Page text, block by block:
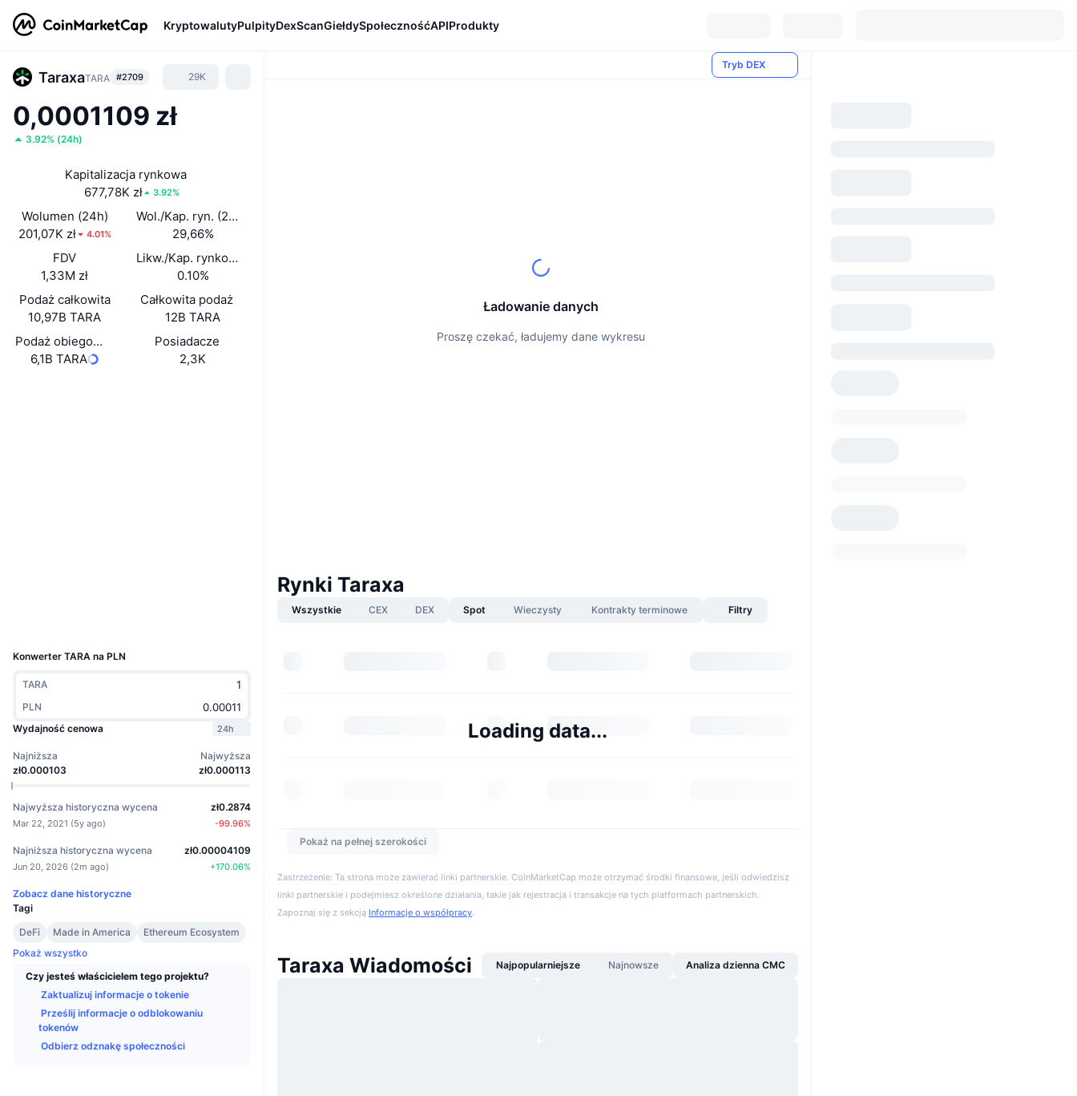
KryptowalutyPulpityDexScanGiełdySpołecznośćAPIProdukty
TaraxaTARA #2709 29K
0,0001109 zł
3.92% (24h)
Kapitalizacja rynkowa
677,78K zł
3.92%
Wolumen (24h)
201,07K zł
4.01%
Wol./Kap. ryn. (24 h)
29,66%
FDV
1,33M zł
Likw./Kap. rynkowa
0.10%
Podaż całkowita
10,97B TARA
Całkowita podaż
12B TARA
Podaż obiegowa
6,1B TARA
Posiadacze
2,3K
Konwerter TARA na PLN
TARA
PLN
Wydajność cenowa
24h
Najniższa
zł0.000103
Najwyższa
zł0.000113
Najwyższa historyczna wycena
Mar 22, 2021 (5y ago)
zł0.2874
-99.96%
Najniższa historyczna wycena
Jun 20, 2026 (2m ago)
zł0.00004109
+170.06%
Zobacz dane historyczne
Tagi
DeFi
Made in America
Ethereum Ecosystem
Pokaż wszystko
Czy jesteś właścicielem tego projektu?
Zaktualizuj informacje o tokenie
Prześlij informacje o odblokowaniu
tokenów
Odbierz odznakę społeczności
Tryb DEX
Ładowanie danych
Proszę czekać, ładujemy dane wykresu
Rynki Taraxa
Wszystkie CEX DEX Spot Wieczysty Kontrakty terminowe Filtry
Loading data...
Pokaż na pełnej szerokości
Zastrzeżenie: Ta strona może zawierać linki partnerskie. CoinMarketCap może otrzymać środki finansowe, jeśli odwiedzisz
linki partnerskie i podejmiesz określone działania, takie jak rejestracja i transakcje na tych platformach partnerskich.
Zapoznaj się z sekcją Informacje o współpracy.
Taraxa Wiadomości Najpopularniejsze Najnowsze Analiza dzienna CMC